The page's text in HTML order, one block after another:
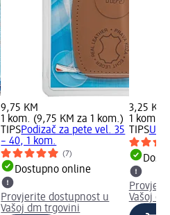
9,75 KM
1 kom. (9,75 KM za 1 kom.)
TIPSPodizač za pete vel. 35
– 40, 1 kom.
(7)
Dostupno online
Provjerite dostupnost u
Vašoj dm trgovini
3,25 KM
1 kom.
TIPS
Vašoj